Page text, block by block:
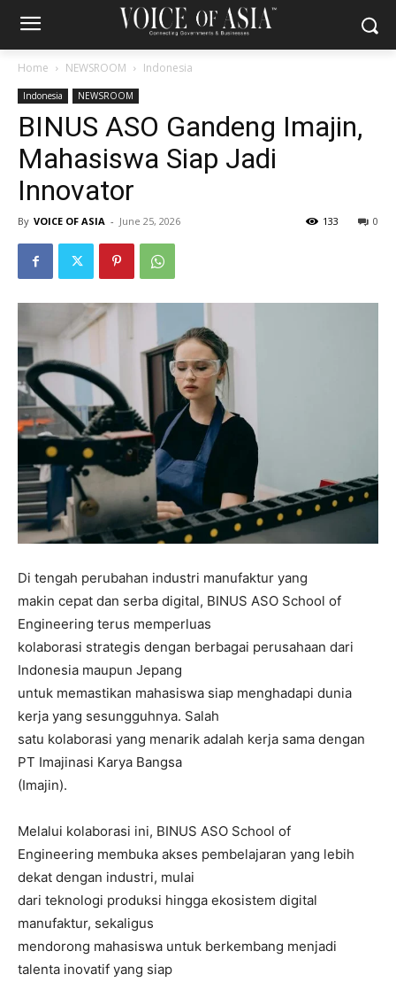
Home NEWSROOM Indonesia
Indonesia NEWSROOM
BINUS ASO Gandeng Imajin,
Mahasiswa Siap Jadi
Innovator
By VOICE OF ASIA - June 25, 2026 0
133
Di tengah perubahan industri manufaktur yang
makin cepat dan serba digital, BINUS ASO School of
Engineering terus memperluas
kolaborasi strategis dengan berbagai perusahaan dari
Indonesia maupun Jepang
untuk memastikan mahasiswa siap menghadapi dunia
kerja yang sesungguhnya. Salah
satu kolaborasi yang menarik adalah kerja sama dengan
PT Imajinasi Karya Bangsa
(Imajin).
Melalui kolaborasi ini, BINUS ASO School of
Engineering membuka akses pembelajaran yang lebih
dekat dengan industri, mulai
dari teknologi produksi hingga ekosistem digital
manufaktur, sekaligus
mendorong mahasiswa untuk berkembang menjadi
talenta inovatif yang siap